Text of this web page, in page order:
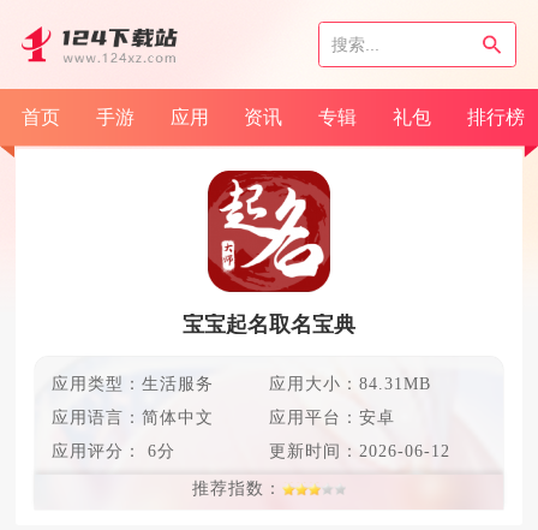
首页 手游 应用 资讯 专辑 礼包 排行榜
宝宝起名取名宝典
应用类型：生活服务
应用大小：84.31MB
应用语言： 简体中文
应用平台：安卓
应用评分： 6分 更新时间： 2026-06-12
推荐指数：